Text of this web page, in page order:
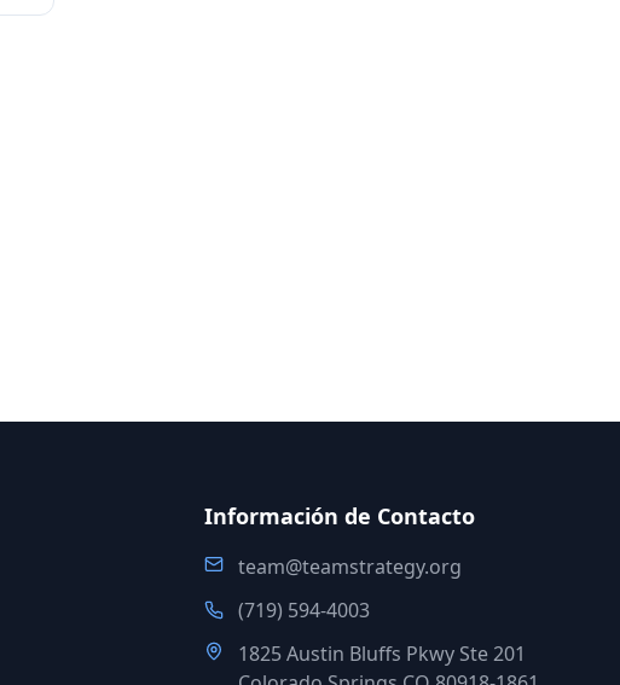
Información de Contacto
team@teamstrategy.org
(719) 594-4003
1825 Austin Bluffs Pkwy Ste 201